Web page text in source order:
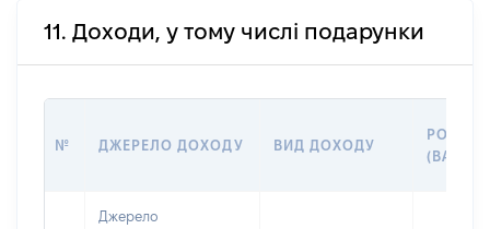
11. Доходи, у тому числі подарунки
№ ДЖЕРЕЛО ДОХОДУ ВИД ДОХОДУ
РОЗМІР
Джерело